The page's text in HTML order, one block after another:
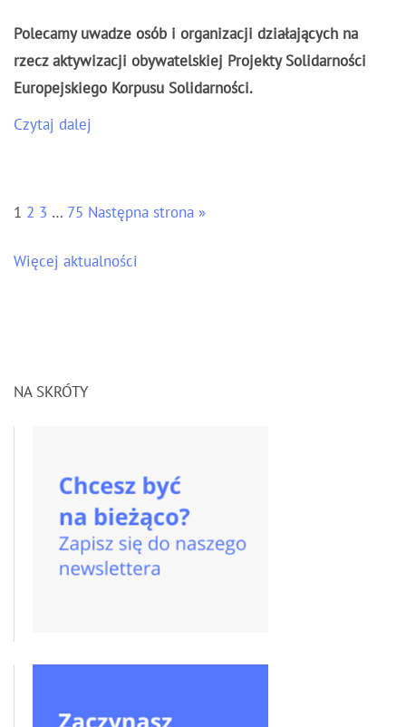
Polecamy uwadze osób i organizacji działających na
rzecz aktywizacji obywatelskiej Projekty Solidarności
Europejskiego Korpusu Solidarności.
Czytaj dalej
1 2 3 … 75 Następna strona »
Więcej aktualności
NA SKRÓTY